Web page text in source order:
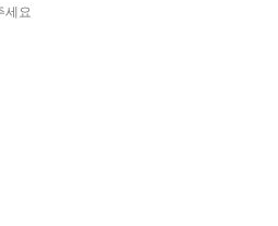
세요